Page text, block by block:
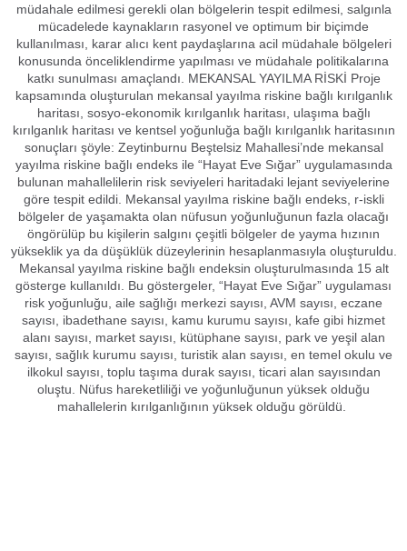
müdahale edilmesi gerekli olan bölgelerin tespit edilmesi, salgınla
mücadelede kaynakların rasyonel ve optimum bir biçimde
kullanılması, karar alıcı kent paydaşlarına acil müdahale bölgeleri
konusunda önceliklendirme yapılması ve müdahale politikalarına
katkı sunulması amaçlandı. MEKANSAL YAYILMA RİSKİ Proje
kapsamında oluşturulan mekansal yayılma riskine bağlı kırılganlık
haritası, sosyo-ekonomik kırılganlık haritası, ulaşıma bağlı
kırılganlık haritası ve kentsel yoğunluğa bağlı kırılganlık haritasının
sonuçları şöyle: Zeytinburnu Beştelsiz Mahallesi’nde mekansal
yayılma riskine bağlı endeks ile “Hayat Eve Sığar” uygulamasında
bulunan mahallelilerin risk seviyeleri haritadaki lejant seviyelerine
göre tespit edildi. Mekansal yayılma riskine bağlı endeks, r-iskli
bölgeler de yaşamakta olan nüfusun yoğunluğunun fazla olacağı
öngörülüp bu kişilerin salgını çeşitli bölgeler de yayma hızının
yükseklik ya da düşüklük düzeylerinin hesaplanmasıyla oluşturuldu.
Mekansal yayılma riskine bağlı endeksin oluşturulmasında 15 alt
gösterge kullanıldı. Bu göstergeler, “Hayat Eve Sığar” uygulaması
risk yoğunluğu, aile sağlığı merkezi sayısı, AVM sayısı, eczane
sayısı, ibadethane sayısı, kamu kurumu sayısı, kafe gibi hizmet
alanı sayısı, market sayısı, kütüphane sayısı, park ve yeşil alan
sayısı, sağlık kurumu sayısı, turistik alan sayısı, en temel okulu ve
ilkokul sayısı, toplu taşıma durak sayısı, ticari alan sayısından
oluştu. Nüfus hareketliliği ve yoğunluğunun yüksek olduğu
mahallelerin kırılganlığının yüksek olduğu görüldü.